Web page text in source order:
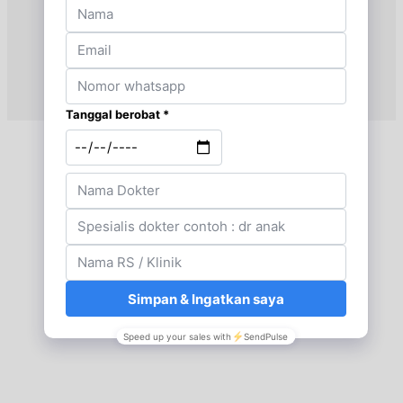
Sabtu, 22/08/2026
Jam 09:00 - 13:00
Minggu, 23/08/2026
Jam 09:00 - 12:00
Senin, 24/08/2026
Jam 10:00 - 12:00
Selasa, 25/08/2026
Jam 14:00 - 17:00
Jam 14:00 - 17:00